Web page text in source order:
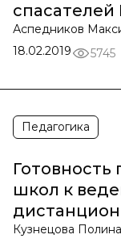
Аспедников
18.02.2019
5745
Педагогика
Готовность
школ к
Кузнецова